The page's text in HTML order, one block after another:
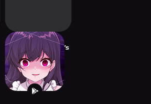
Yandere Girlfriend’s
Manual